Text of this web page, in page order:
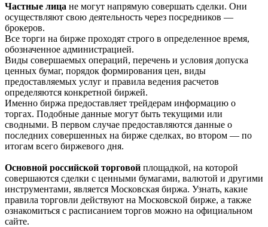
Частные лица не могут напрямую совершать сделки. Они
осуществляют свою деятельность через посредников —
брокеров.
Все торги на бирже проходят строго в определенное время,
обозначенное администрацией.
Виды совершаемых операций, перечень и условия допуска
ценных бумаг, порядок формирования цен, виды
предоставляемых услуг и правила ведения расчетов
определяются конкретной биржей.
Именно биржа предоставляет трейдерам информацию о
торгах. Подобные данные могут быть текущими или
сводными. В первом случае предоставляются данные о
последних совершенных на бирже сделках, во втором — по
итогам всего биржевого дня.
Основной российской торговой площадкой, на которой
совершаются сделки с ценными бумагами, валютой и другими
инструментами, является Московская биржа. Узнать, какие
правила торговли действуют на Московской бирже, а также
ознакомиться с расписанием торгов можно на официальном
сайте.